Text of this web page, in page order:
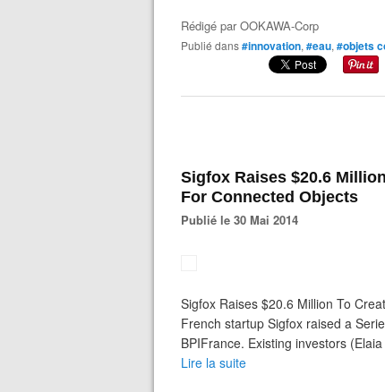
Rédigé parOOKAWA-Corp
Publié dans#innovation, #eau, #objets
Sigfox Raises $20.6
For Connected Objects
Publié le 30 Mai 2014
Sigfox Raises $20.6 Million To
French startup Sigfox raised a
BPIFrance. Existing investors
Lire la suite